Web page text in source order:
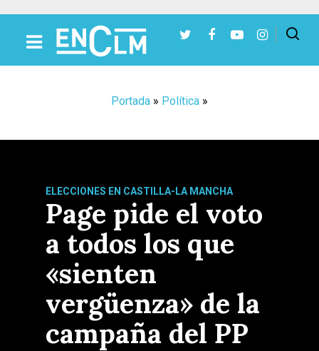
Portada » Política »
ELECCIONES EN CASTILLA-LA MANCHA
Page pide el voto
a todos los que
«sienten
vergüenza» de la
campaña del PP